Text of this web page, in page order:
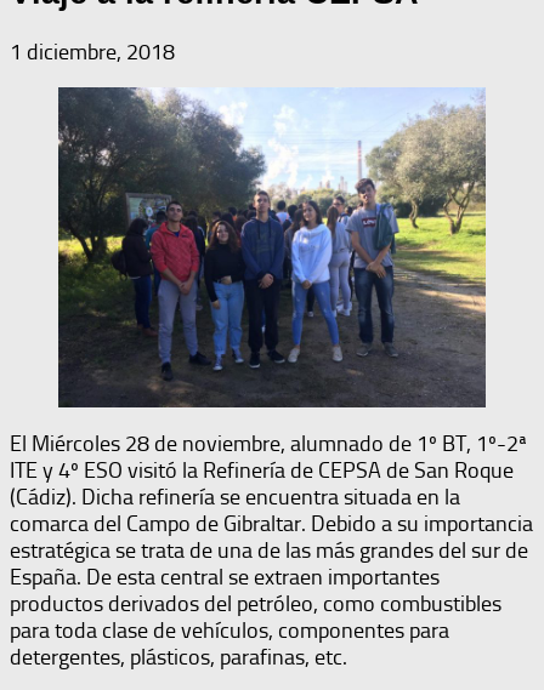
1 diciembre, 2018
El Miércoles 28 de noviembre, alumnado de 1º BT, 1º-2ª
ITE y 4º ESO visitó la Refinería de CEPSA de San Roque
(Cádiz). Dicha refinería se encuentra situada en la
comarca del Campo de Gibraltar. Debido a su importancia
estratégica se trata de una de las más grandes del sur de
España. De esta central se extraen importantes
productos derivados del petróleo, como combustibles
para toda clase de vehículos, componentes para
detergentes, plásticos, parafinas, etc.